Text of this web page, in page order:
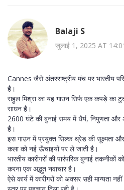
Balaji S
जुलाई 1, 2025 AT
Cannes जैसे अंतरराष्ट्रीय मंच पर भारतीय
है।
राहुल मिश्रा का यह गाउन सिर्फ एक कपड़े का
साधन है।
2600 घंटे की बुनाई समय में धैर्य, निपुणता और
है।
इस गाउन में प्रयुक्त सिल्क थ्रेड की सूक्ष्मता और
कला को नई ऊँचाइयों पर ले जाती है।
भारतीय कारीगरों की पारंपरिक बुनाई
करना एक अद्भुत नवाचार है।
ऐसे कार्य में कारीगरों को अक्सर सही मान्यता